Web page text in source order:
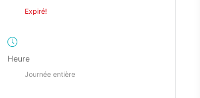
Expiré!
Heure
Journée entière